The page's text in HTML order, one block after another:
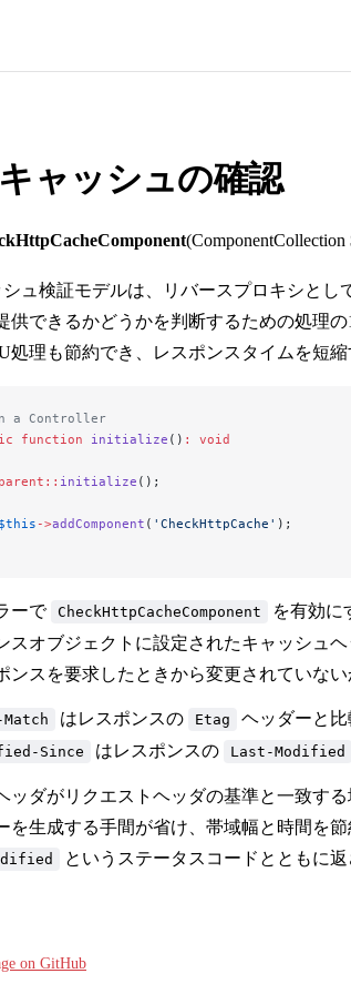
ャッシュの確認
ュ検証モデルは、リバースプロキシと
供できるかどうかを判断するための処理
処理も節約でき、レスポンスタイムを短
a Controller
function initialize () :
void
initialize ();
->addComponent ( 'CheckHttpCache' );
ーで CheckHttpCacheComponent を有効に
スオブジェクトに設定されたキャッシュ
ンスを要求したときから変更されていな
はレスポンスの Etag ヘッダーと比
Since はレスポンスの Last-Modified
ッダがリクエストヘッダの基準と一致す
を生成する手間が省け、帯域幅と時間を
というステータスコードとともに返
on GitHub